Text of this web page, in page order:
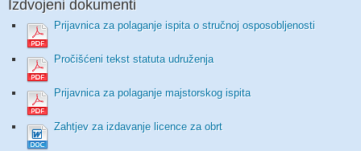
Izdvojeni dokumenti
Prijavnica za polaganje ispita o stručnoj osposobljenosti
Pročišćeni tekst statuta udruženja
Prijavnica za polaganje majstorskog ispita
Zahtjev za izdavanje licence za obrt